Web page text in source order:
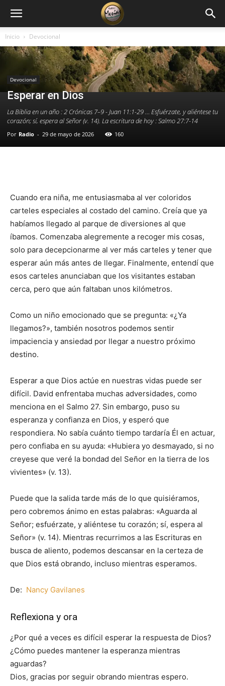
Inicio Devocional
Devocional
Esperar en Dios
La Biblia en un año : 2 Crónicas 7–9 - Juan 11:1-29 … Esfuérzate, y aliéntese tu
corazón; sí, espera al Señor (v. 14). La escritura de hoy : Salmo 27:7-14
Por Radio - 29 de mayo de 2026 160
Cuando era niña, me entusiasmaba al ver coloridos
carteles especiales al costado del camino. Creía que ya
habíamos llegado al parque de diversiones al que
íbamos. Comenzaba alegremente a recoger mis cosas,
solo para decepcionarme al ver más carteles y tener que
esperar aún más antes de llegar. Finalmente, entendí que
esos carteles anunciaban que los visitantes estaban
cerca, pero que aún faltaban unos kilómetros.
Como un niño emocionado que se pregunta: «¿Ya
llegamos?», también nosotros podemos sentir
impaciencia y ansiedad por llegar a nuestro próximo
destino.
Esperar a que Dios actúe en nuestras vidas puede ser
difícil. David enfrentaba muchas adversidades, como
menciona en el Salmo 27. Sin embargo, puso su
esperanza y confianza en Dios, y esperó que
respondiera. No sabía cuánto tiempo tardaría Él en actuar,
pero confiaba en su ayuda: «Hubiera yo desmayado, si no
creyese que veré la bondad del Señor en la tierra de los
vivientes» (v. 13).
Puede que la salida tarde más de lo que quisiéramos,
pero cobremos ánimo en estas palabras: «Aguarda al
Señor; esfuérzate, y aliéntese tu corazón; sí, espera al
Señor» (v. 14). Mientras recurrimos a las Escrituras en
busca de aliento, podemos descansar en la certeza de
que Dios está obrando, incluso mientras esperamos.
De: Nancy Gavilanes
Reflexiona y ora
¿Por qué a veces es difícil esperar la respuesta de Dios?
¿Cómo puedes mantener la esperanza mientras
aguardas?
Dios, gracias por seguir obrando mientras espero.